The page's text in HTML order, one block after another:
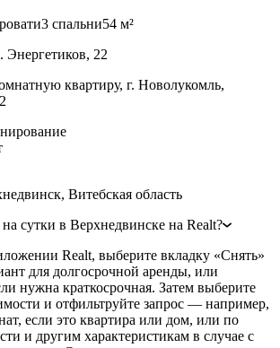
3 спальни54 м²
Энергетиков, 22
квартиру, г. Новолукомль,
Витебская область
сутки в Верхнедвинске на Realt?
Realt, выберите вкладку «Снять»
для долгосрочной аренды, или
нужна краткосрочная. Затем выберите
и отфильтруйте запрос — например,
если это квартира или дом, или по
и другим характеристикам в случае с